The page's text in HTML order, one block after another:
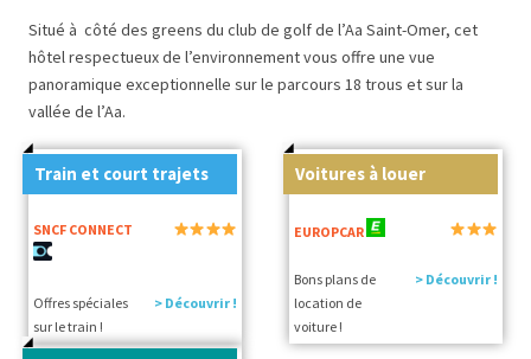
Situé à côté des greens du club de golf de l’Aa Saint-Omer, cet
hôtel respectueux de l’environnement vous offre une vue
panoramique exceptionnelle sur le parcours 18 trous et sur la
vallée de l’Aa.
Train et court trajets
SNCF CONNECT
Offres spéciales
sur le train !
> Découvrir !
Voitures à louer
EUROPCAR
Bons plans de
location de
voiture !
> Découvrir !